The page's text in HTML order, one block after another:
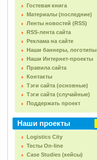
Гостевая книга
Материалы (последние)
Ленты новостей (RSS)
RSS-лента сайта
Реклама на сайте
Наши баннеры, логотипы
Наши Интернет-проекты
Правила сайта
Контакты
Тэги сайта (основные)
Тэги сайта (случайные)
Поддержать проект
Наши проекты
Logistics City
Тесты On-line
Case Studies (кейсы)